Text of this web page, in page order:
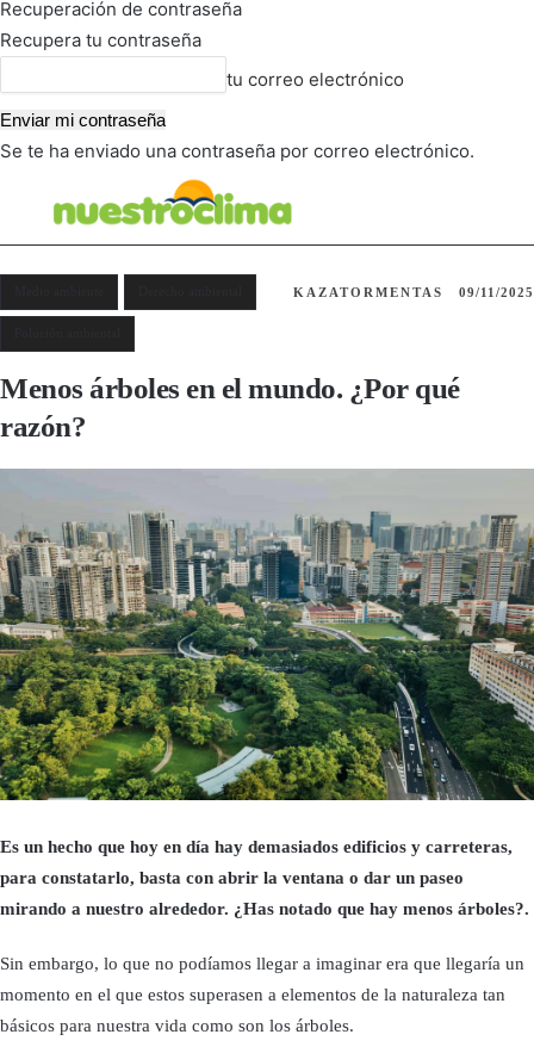
Recuperación de contraseña
Recupera tu contraseña
tu correo electrónico
Se te ha enviado una contraseña por correo electrónico.
KAZATORMENTAS 09/11/2025
Menos árboles en el mundo. ¿Por qué
razón?
Es un hecho que hoy en día hay demasiados edificios y carreteras,
para constatarlo, basta con abrir la ventana o dar un paseo
mirando a nuestro alrededor. ¿Has notado que hay menos árboles?.
Sin embargo, lo que no podíamos llegar a imaginar era que llegaría un
momento en el que estos superasen a elementos de la naturaleza tan
básicos para nuestra vida como son los árboles.